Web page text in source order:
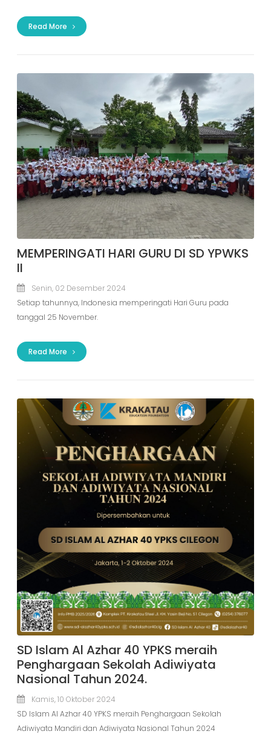
Read More
MEMPERINGATI HARI GURU DI SD YPWKS
II
Senin, 02 Desember 2024
Setiap tahunnya, Indonesia memperingati Hari Guru pada
tanggal 25 November.
Read More
SD Islam Al Azhar 40 YPKS meraih
Penghargaan Sekolah Adiwiyata
Nasional Tahun 2024.
Kamis, 10 Oktober 2024
SD Islam Al Azhar 40 YPKS meraih Penghargaan Sekolah
Adiwiyata Mandiri dan Adiwiyata Nasional Tahun 2024